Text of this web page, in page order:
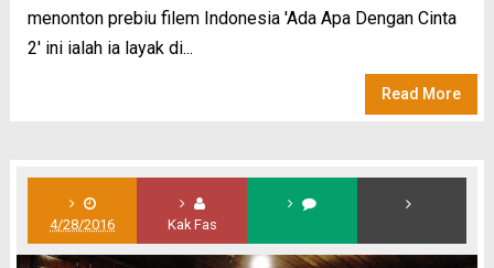
menonton prebiu filem Indonesia 'Ada Apa Dengan Cinta
2' ini ialah ia layak di...
Read More
4/28/2016 Kak Fas